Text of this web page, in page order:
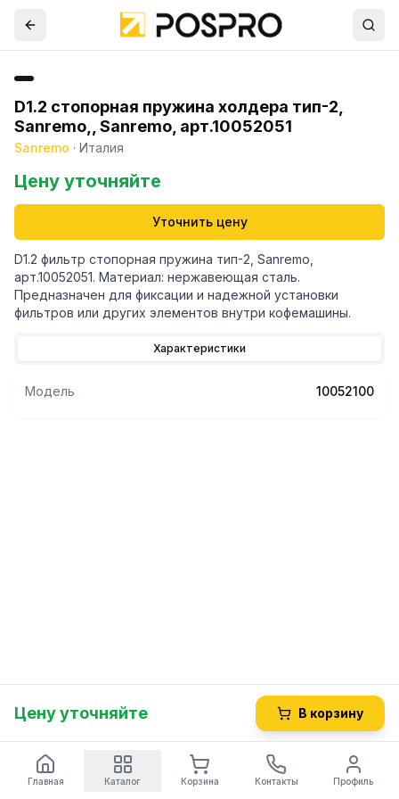
D1.2 стопорная пружина холдера тип-2,
Sanremo,, Sanremo, арт.10052051
Sanremo · Италия
Цену уточняйте
Уточнить цену
D1.2 фильтр стопорная пружина тип-2, Sanremo,
арт.10052051. Материал: нержавеющая сталь.
Предназначен для фиксации и надежной установки
фильтров или других элементов внутри кофемашины.
Характеристики
Модель 10052100
Цену уточняйте В корзину
Главная Каталог Корзина Контакты Профиль